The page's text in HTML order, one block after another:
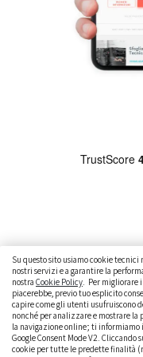
Su questo sito usiamo cookie tecnici
nostri servizi e a garantire la
nostra Cookie Policy. Per migliorare
piacerebbe, previo tuo esplicito
capire come gli utenti usufruiscono
nonché per analizzare e mostrare
la navigazione online; ti
Google Consent Mode V2. Cliccando
cookie per tutte le predette finalità
CAMBIARE
GUIDE PRATICHE
DICE LA